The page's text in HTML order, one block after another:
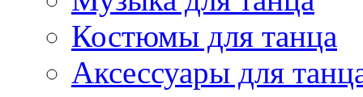
Костюмы для танца
Аксессуары для